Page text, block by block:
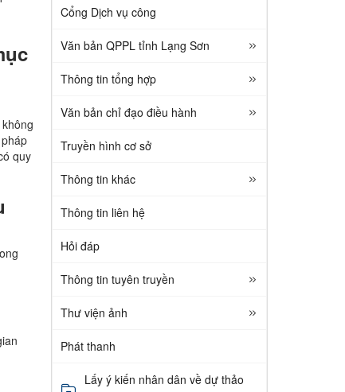
quy
Cổng Dịch vụ công
Văn bản QPPL tỉnh Lạng Sơn
Thông tin tổng hợp
Văn bản chỉ đạo điều hành
Truyền hình cơ sở
Thông tin khác
Thông tin liên hệ
Hỏi đáp
Thông tin tuyên truyền
Thư viện ảnh
Phát thanh
Lấy ý kiến nhân dân về dự thảo